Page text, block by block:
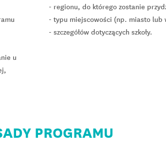
u
- regionu, do którego zostanie
- typu miejscowości (np. miasto lub
- szczegółów dotyczących szkoły.
PROGRAMU